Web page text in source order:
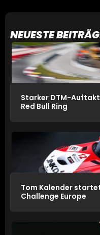
NEUESTE
Starker DTM-
Red Bull Ring
Tom Kalender
Challenge Europe